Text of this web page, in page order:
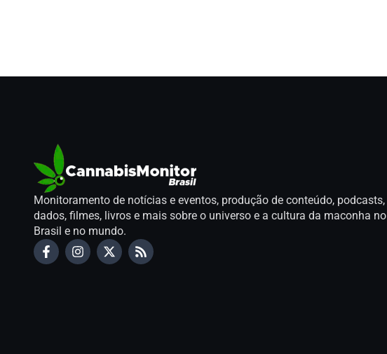
Monitoramento de notícias e eventos, produção de conteúdo, podcasts,
dados, filmes, livros e mais sobre o universo e a cultura da maconha no
Brasil e no mundo.